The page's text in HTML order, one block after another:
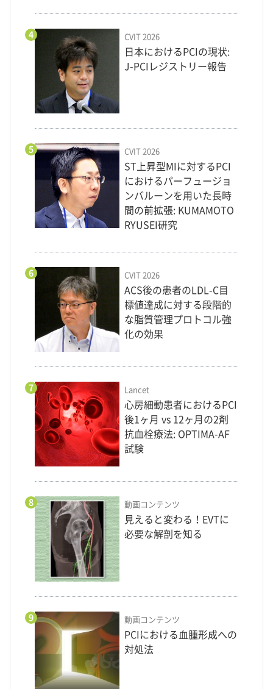
4 CVIT 2026
日本におけるPCIの現状:
J-PCIレジストリー報告
5 CVIT 2026
ST上昇型MIに対するPCI
におけるパーフュージョ
ンバルーンを用いた長時
間の前拡張: KUMAMOTO
RYUSEI研究
6 CVIT 2026
ACS後の患者のLDL-C目
標値達成に対する段階的
な脂質管理プロトコル強
化の効果
7 Lancet
心房細動患者におけるPCI
後1ヶ月 vs 12ヶ月の2剤
抗血栓療法: OPTIMA-AF
試験
8 動画コンテンツ
見えると変わる！EVTに
必要な解剖を知る
9 動画コンテンツ
PCIにおける血腫形成への
対処法